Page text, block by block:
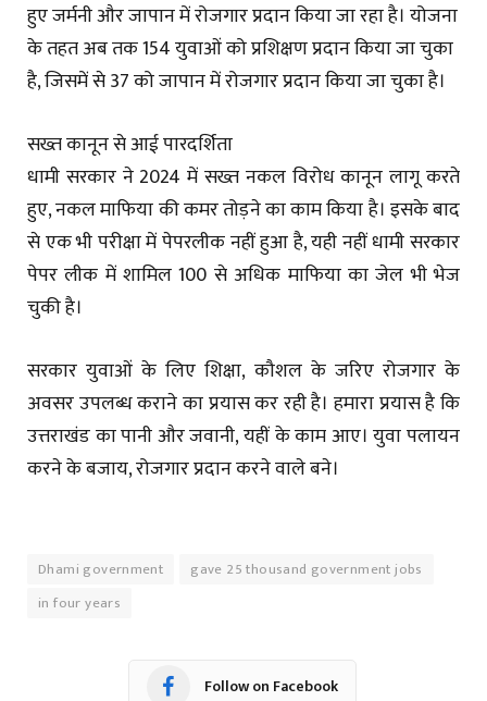
हुए जर्मनी और जापान में रोजगार प्रदान किया जा रहा है। योजना
के तहत अब तक 154 युवाओं को प्रशिक्षण प्रदान किया जा चुका
है, जिसमें से 37 को जापान में रोजगार प्रदान किया जा चुका है।
सख्त कानून से आई पारदर्शिता
धामी सरकार ने 2024 में सख्त नकल विरोध कानून लागू करते
हुए, नकल माफिया की कमर तोड़ने का काम किया है। इसके बाद
से एक भी परीक्षा में पेपरलीक नहीं हुआ है, यही नहीं धामी सरकार
पेपर लीक में शामिल 100 से अधिक माफिया का जेल भी भेज
चुकी है।
सरकार युवाओं के लिए शिक्षा, कौशल के जरिए रोजगार के
अवसर उपलब्ध कराने का प्रयास कर रही है। हमारा प्रयास है कि
उत्तराखंड का पानी और जवानी, यहीं के काम आए। युवा पलायन
करने के बजाय, रोजगार प्रदान करने वाले बने।
Dhami government
gave 25 thousand government jobs
in four years
Follow on Facebook